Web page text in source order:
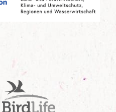
Birdlife